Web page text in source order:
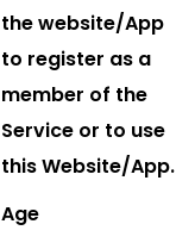
the website/App
to register as a
member of the
Service or to use
this Website/App.
Age